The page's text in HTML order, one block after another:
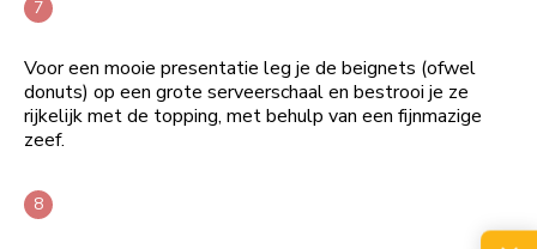
Voor een mooie presentatie leg je de beignets (ofwel
donuts) op een grote serveerschaal en bestrooi je ze
rijkelijk met de topping, met behulp van een fijnmazige
zeef.